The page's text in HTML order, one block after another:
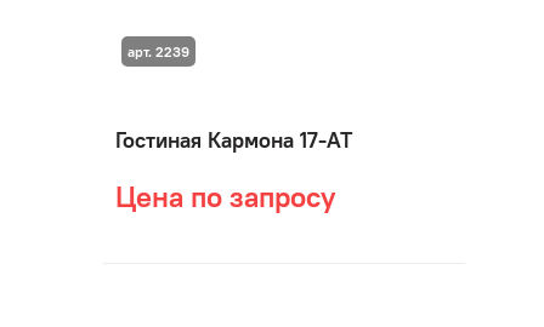
Гостиная Кармона 17-АТ
Цена по запросу
арт. 2239